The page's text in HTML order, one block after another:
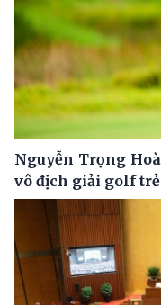
Nguyễn Trọng
vô địch giải golf